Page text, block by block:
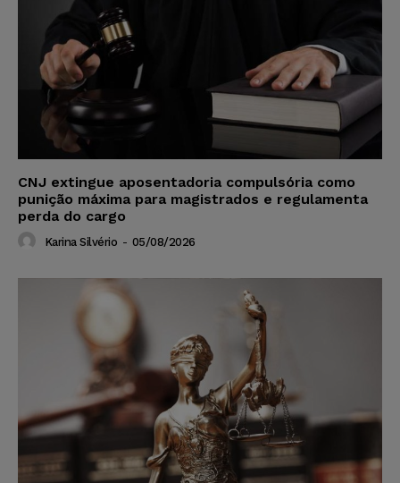
CNJ extingue aposentadoria compulsória como
punição máxima para magistrados e regulamenta
perda do cargo
Karina Silvério - 05/08/2026